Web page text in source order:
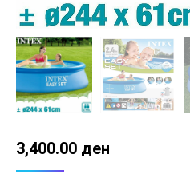
3,400.00 ден